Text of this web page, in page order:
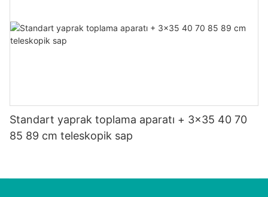
Standart yaprak toplama aparatı + 3x35 40 70
85 89 cm teleskopik sap